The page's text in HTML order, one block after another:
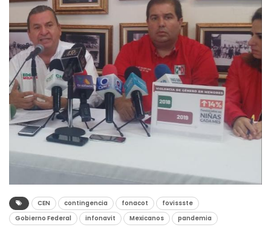
CEN contingencia fonacot
fovissste
Gobierno Federal
infonavit Mexicanos pandemia